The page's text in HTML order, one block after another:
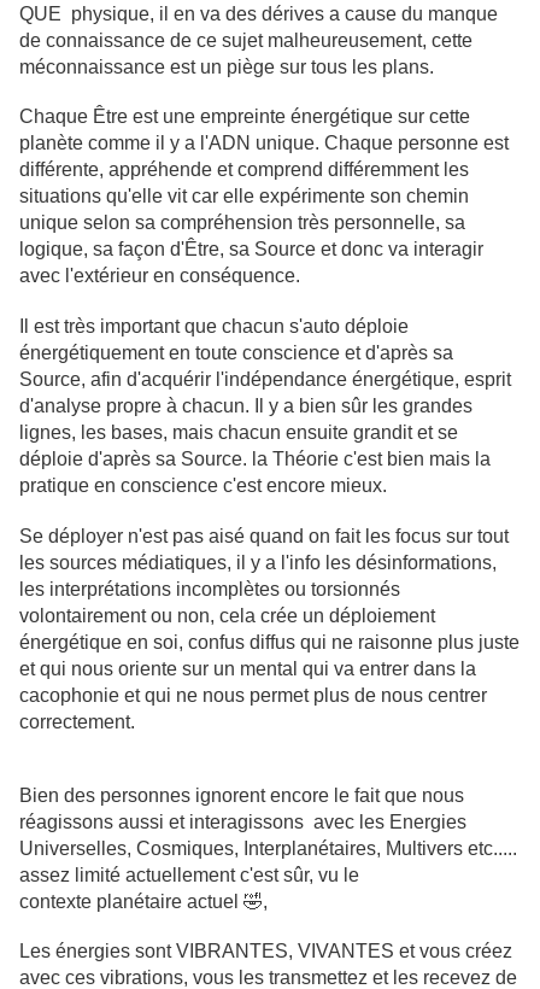
QUE physique, il en va des dérives a cause du manque
de connaissance de ce sujet malheureusement, cette
méconnaissance est un piège sur tous les plans.
Chaque Être est une empreinte énergétique sur cette
planète comme il y a l'ADN unique. Chaque personne est
différente, appréhende et comprend différemment les
situations qu'elle vit car elle expérimente son chemin
unique selon sa compréhension très personnelle, sa
logique, sa façon d'Être, sa Source et donc va interagir
avec l'extérieur en conséquence.
Il est très important que chacun s'auto déploie
énergétiquement en toute conscience et d'après sa
Source, afin d'acquérir l'indépendance énergétique, esprit
d'analyse propre à chacun. Il y a bien sûr les grandes
lignes, les bases, mais chacun ensuite grandit et se
déploie d'après sa Source. la Théorie c'est bien mais la
pratique en conscience c'est encore mieux.
Se déployer n'est pas aisé quand on fait les focus sur tout
les sources médiatiques, il y a l'info les désinformations,
les interprétations incomplètes ou torsionnés
volontairement ou non, cela crée un déploiement
énergétique en soi, confus diffus qui ne raisonne plus juste
et qui nous oriente sur un mental qui va entrer dans la
cacophonie et qui ne nous permet plus de nous centrer
correctement.
Bien des personnes ignorent encore le fait que nous
réagissons aussi et interagissons avec les Energies
Universelles, Cosmiques, Interplanétaires, Multivers etc.....
assez limité actuellement c'est sûr, vu le
contexte planétaire actuel 🤣,
Les énergies sont VIBRANTES, VIVANTES et vous créez
avec ces vibrations, vous les transmettez et les recevez de